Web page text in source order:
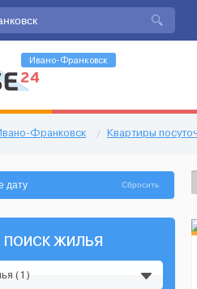
Ивано-Франковск
Франковск / Квартиры
Сбросить
ПОИСК ЖИЛЬЯ
(1)